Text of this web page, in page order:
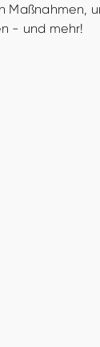
Maßnahmen,
- und mehr!